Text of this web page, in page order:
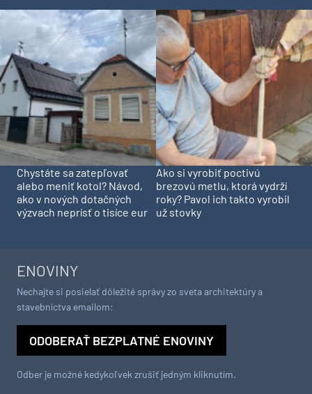
Chystáte sa zatepľovať
alebo meniť kotol? Návod,
ako v nových dotačných
výzvach neprísť o tisíce eur
Ako si vyrobiť poctivú
brezovú metlu, ktorá vydrží
roky? Pavol ich takto vyrobil
už stovky
ENOVINY
Nechajte si posielať dôležité správy zo sveta architektúry a
stavebníctva emailom:
ODOBERAŤ BEZPLATNÉ ENOVINY
Odber je možné kedykoľvek zrušiť jedným kliknutím.